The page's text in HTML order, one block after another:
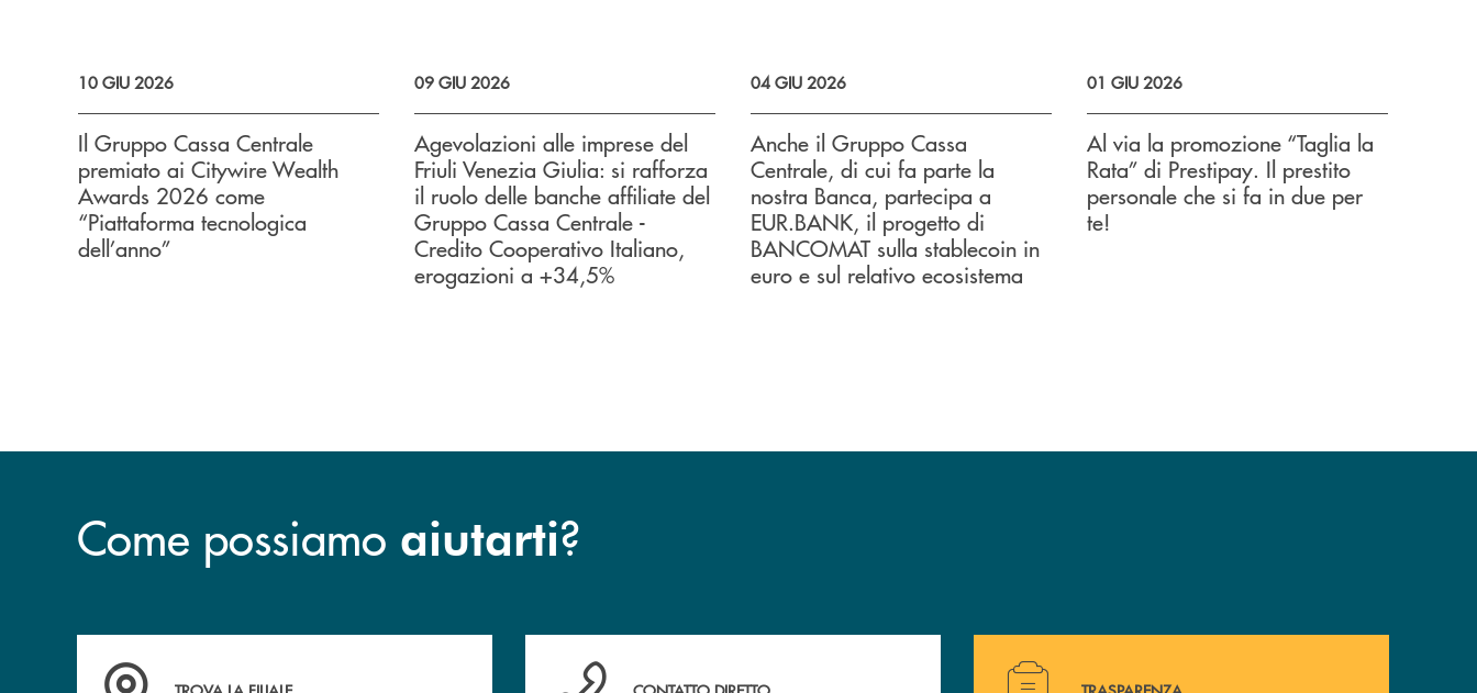
10 GIU 2026
Il Gruppo Cassa Centrale
premiato ai Citywire Wealth
Awards 2026 come
“Piattaforma tecnologica
dell’anno”
09 GIU 2026
Agevolazioni alle imprese del
Friuli Venezia Giulia: si rafforza
il ruolo delle banche affiliate del
Gruppo Cassa Centrale -
Credito Cooperativo Italiano,
erogazioni a +34,5%
04 GIU 2026
Anche il Gruppo Cassa
Centrale, di cui fa parte la
nostra Banca, partecipa a
EUR.BANK, il progetto di
BANCOMAT sulla stablecoin in
euro e sul relativo ecosistema
01 GIU 2026
Al via la promozione “Taglia la
Rata” di Prestipay. Il prestito
personale che si fa in due per
te!
Come possiamo aiutarti?
Accedi all' elenco completo delle filiali . Hai bisogno di assistenza immediata? Contattaci ! Hai bisogno di alcuni documenti ? Vai alla pagina